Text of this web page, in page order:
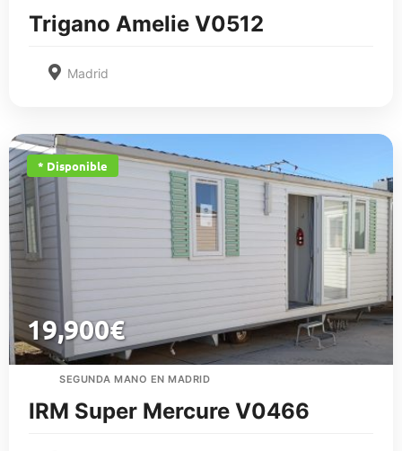
Trigano Amelie V0512
Madrid
* Disponible
19,900€
SEGUNDA MANO EN MADRID
IRM Super Mercure V0466